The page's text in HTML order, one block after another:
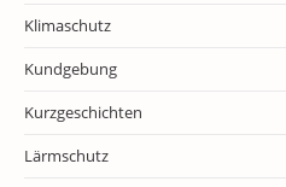
Klimaschutz
Kundgebung
Kurzgeschichten
Lärmschutz